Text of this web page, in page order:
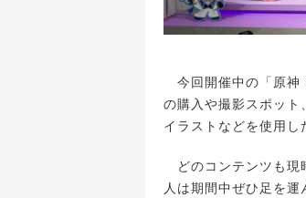
今回開催中の「原神
の購入や撮影スポット
イラストなどを使用し
どのコンテンツも現
人は期間中ぜひ足を